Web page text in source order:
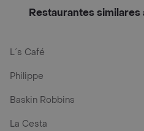
Restaurantes similares
L´s Café
Philippe
Baskin Robbins
La Cesta